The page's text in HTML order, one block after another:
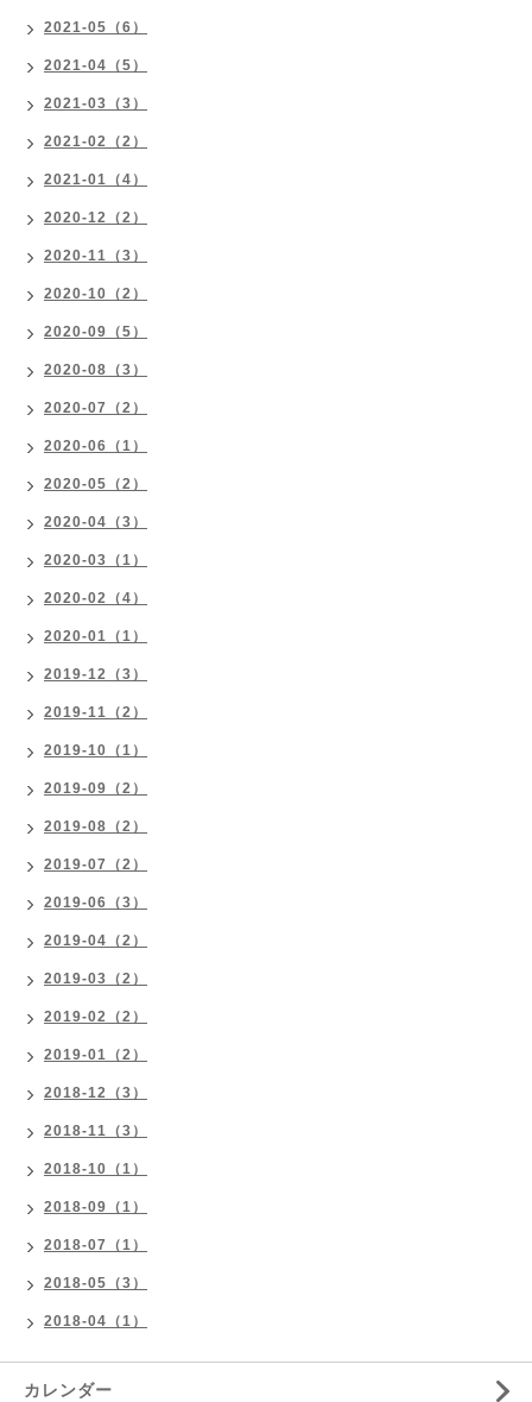
2021-05（6）
2021-04（5）
2021-03（3）
2021-02（2）
2021-01（4）
2020-12（2）
2020-11（3）
2020-10（2）
2020-09（5）
2020-08（3）
2020-07（2）
2020-06（1）
2020-05（2）
2020-04（3）
2020-03（1）
2020-02（4）
2020-01（1）
2019-12（3）
2019-11（2）
2019-10（1）
2019-09（2）
2019-08（2）
2019-07（2）
2019-06（3）
2019-04（2）
2019-03（2）
2019-02（2）
2019-01（2）
2018-12（3）
2018-11（3）
2018-10（1）
2018-09（1）
2018-07（1）
2018-05（3）
2018-04（1）
カレンダー